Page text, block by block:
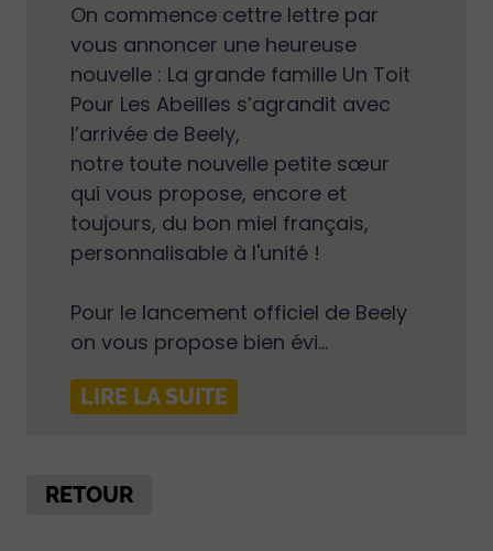
On commence cettre lettre par
vous annoncer une heureuse
nouvelle : La grande famille Un Toit
Pour Les Abeilles s’agrandit avec
l’arrivée de Beely,
notre toute nouvelle petite sœur
qui vous propose, encore et
toujours, du bon miel français,
personnalisable à l'unité !
Pour le lancement officiel de Beely
on vous propose bien évi...
LIRE LA SUITE
RETOUR